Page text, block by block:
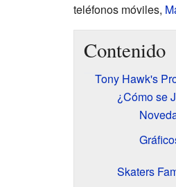
teléfonos móviles,
Contenido
Tony Hawk's
¿Cómo se
Skaters